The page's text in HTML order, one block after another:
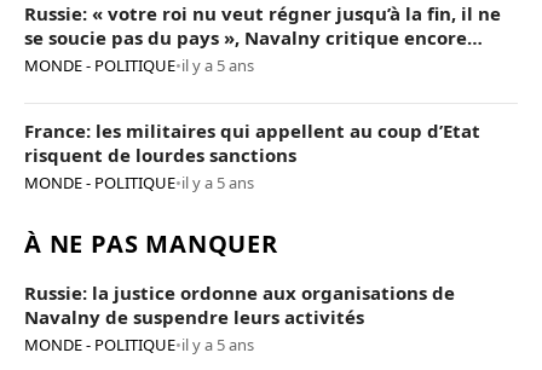
Russie: « votre roi nu veut régner jusqu’à la fin, il ne
se soucie pas du pays », Navalny critique encore
Poutine
MONDE - POLITIQUE•il y a 5 ans
France: les militaires qui appellent au coup d’Etat
risquent de lourdes sanctions
MONDE - POLITIQUE•il y a 5 ans
À NE PAS MANQUER
Russie: la justice ordonne aux organisations de
Navalny de suspendre leurs activités
MONDE - POLITIQUE•il y a 5 ans